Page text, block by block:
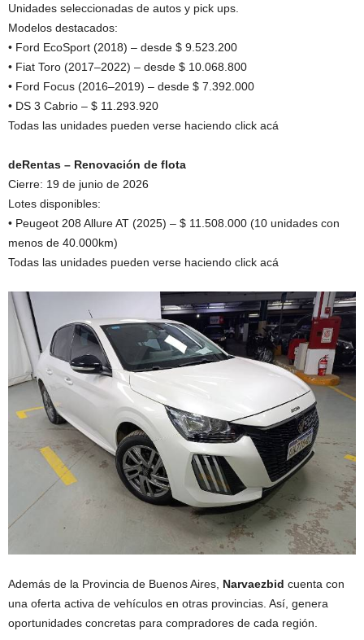
Unidades seleccionadas de autos y pick ups.
Modelos destacados:
• Ford EcoSport (2018) – desde $ 9.523.200
• Fiat Toro (2017–2022) – desde $ 10.068.800
• Ford Focus (2016–2019) – desde $ 7.392.000
• DS 3 Cabrio – $ 11.293.920
Todas las unidades pueden verse haciendo click acá
deRentas – Renovación de flota
Cierre: 19 de junio de 2026
Lotes disponibles:
• Peugeot 208 Allure AT (2025) – $ 11.508.000 (10 unidades con
menos de 40.000km)
Todas las unidades pueden verse haciendo click acá
Además de la Provincia de Buenos Aires, Narvaezbid cuenta con
una oferta activa de vehículos en otras provincias. Así, genera
oportunidades concretas para compradores de cada región.